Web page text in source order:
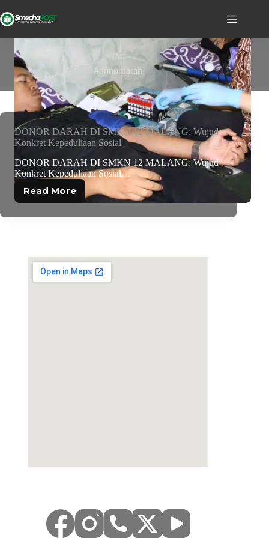
#donordarah
DONOR DARAH DI SMKN 12 MALANG: Wujud
Konkret Kepeduliaan Sosial
DONOR DARAH DI SMKN 12 MALANG: Wujud
Konkret Kepeduliaan Sosial…
Read More